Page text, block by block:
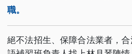
職。
絕不法招生、保障合法業者，